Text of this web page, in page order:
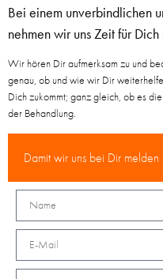
Bei einem unverbindlichen
nehmen wir uns Zeit für
Wir hören Dir aufmerksam zu und
genau, ob und wie wir Dir
Dich zukommt; ganz gleich, ob es
der Behandlung.
Damit wir uns bei Dir melden